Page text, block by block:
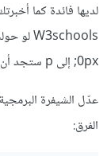
لديها فائدة كما
0px; إلى p ستجد أن العناصر أصبحت متلاصقة.
عدّل الشيفرة
الفرق: